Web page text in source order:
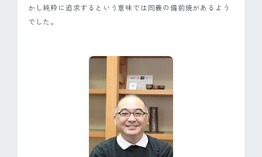
かし純粋に追求するという意味では同義の備前焼があるよう
でした。